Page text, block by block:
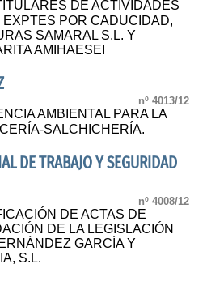
DE ACTIVIDADES
EXPTES POR CADUCIDAD,
SAMARAL S.L. Y
AMIHAESEI
nº 4013/12
AMBIENTAL PARA LA
SALCHICHERÍA.
DE TRABAJO Y SEGURIDAD
nº 4008/12
DE ACTAS DE
DE LA LEGISLACIÓN
GARCÍA Y
S.L.